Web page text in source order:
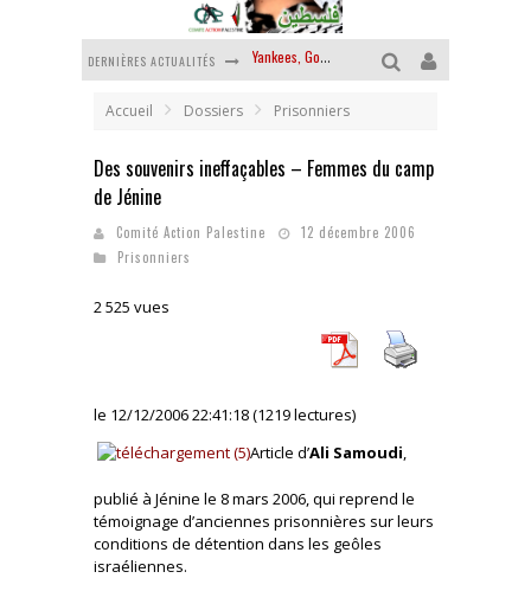
DERNIÈRES ACTUALITÉS Chantage terroriste
La révolution ou rien
Accueil Dossiers Prisonniers
Des souvenirs ineffaçables – Femmes du camp
de Jénine
Comité Action Palestine
12 décembre 2006
Prisonniers
2 525 vues
le 12/12/2006 22:41:18 (1219 lectures)
Article d’Ali Samoudi,
publié à Jénine le 8 mars 2006, qui reprend le
témoignage d’anciennes prisonnières sur leurs
conditions de détention dans les geôles
israéliennes.